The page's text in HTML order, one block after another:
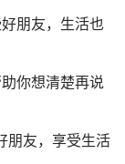
朋友，生活也
你想清楚再说
朋友，享受生活